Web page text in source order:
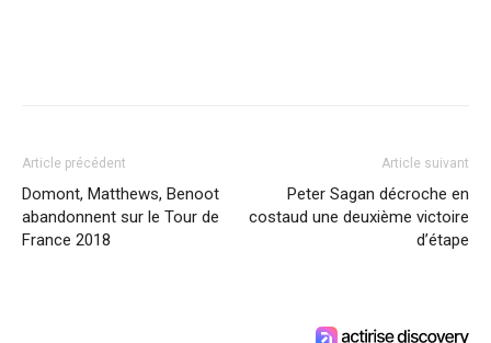
Article précédent
Domont, Matthews, Benoot
abandonnent sur le Tour de
France 2018
Article suivant
Peter Sagan décroche en
costaud une deuxième victoire
d’étape